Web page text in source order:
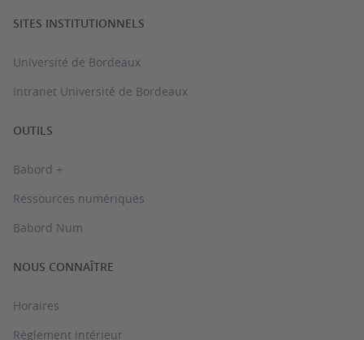
SITES INSTITUTIONNELS
Université de Bordeaux
Intranet Université de Bordeaux
OUTILS
Babord +
Ressources numériques
Babord Num
NOUS CONNAÎTRE
Horaires
Règlement intérieur